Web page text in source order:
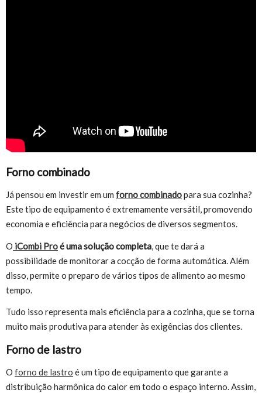
Forno combinado
Já pensou em investir em um forno combinadopara sua cozinha?
Este tipo de equipamento é extremamente versátil, promovendo
economia e eficiência para negócios de diversos segmentos.
O iCombi Proé uma solução completa, que te dará a
possibilidade de monitorar a cocção de forma automática. Além
disso, permite o preparo de vários tipos de alimento ao mesmo
tempo.
Tudo isso representa mais eficiência para a cozinha, que se torna
muito mais produtiva para atender às exigências dos clientes.
Forno de lastro
O forno de lastro é um tipo de equipamento que garante a
distribuição harmônica do calor em todo o espaço interno. Assim,